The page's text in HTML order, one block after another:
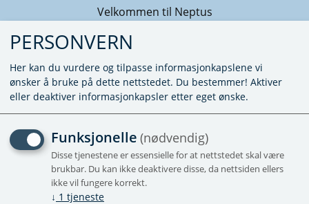
Velkommen til Neptus
PANELRADIATOR 700 MM
HVIT
Forhåndsbestill
PERSONVERN
Her kan du vurdere og tilpasse informasjonkapslene vi
ønsker å bruke på dette nettstedet. Du bestemmer! Aktiver
eller deaktiver informasjonkapsler etter eget ønske.
Funksjonelle (nødvendig)
Disse tjenestene er essensielle for at nettstedet skal være
brukbar. Du kan ikke deaktivere disse, da nettsiden ellers
ikke vil fungere korrekt.
↓ 1 tjeneste